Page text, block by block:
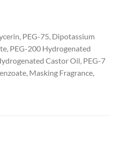
PEG-75, Dipotassium
PEG-200 Hydrogenated
Castor Oil, PEG-7
Masking Fragrance,